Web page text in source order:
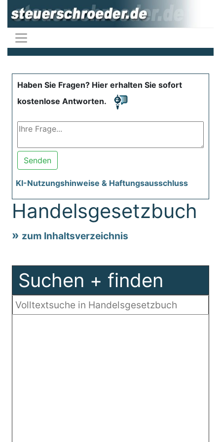
Haben Sie Fragen? Hier erhalten Sie sofort
kostenlose Antworten.
Senden
KI-Nutzungshinweise & Haftungsausschluss
Handelsgesetzbuch
zum Inhaltsverzeichnis
Suchen + finden